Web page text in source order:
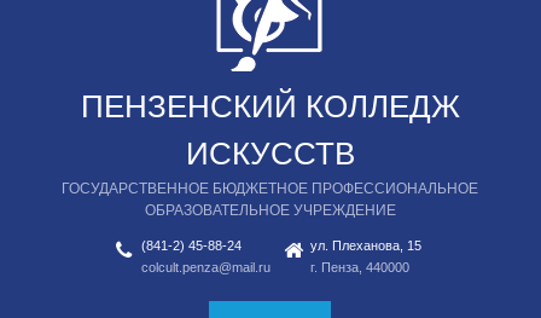
ПЕНЗЕНСКИЙ КОЛЛЕДЖ
ИСКУССТВ
ГОСУДАРСТВЕННОЕ БЮДЖЕТНОЕ ПРОФЕССИОНАЛЬНОЕ
ОБРАЗОВАТЕЛЬНОЕ УЧРЕЖДЕНИЕ
(841-2) 45-88-24
colcult.penza@mail.ru
ул. Плеханова, 15
г. Пенза, 440000